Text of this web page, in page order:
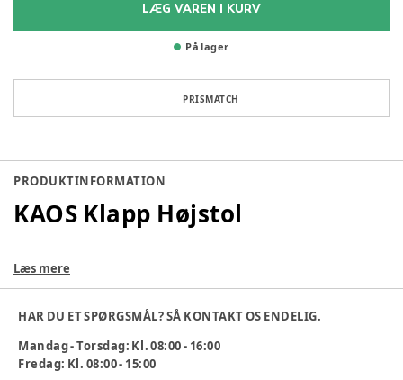
LÆG VAREN I KURV
På lager
PRISMATCH
PRODUKTINFORMATION
KAOS Klapp Højstol
Høj kvalitet til institutionsbrug
pladsbesparende løsning til institutioner, hvor
smarte foldbare design gør det let at flytte stolen mellem
stuer, opbevare den på minimal plads og hurtigt skabe
Læs mere
HAR DU ET SPØRGSMÅL? SÅ KONTAKT OS ENDELIG.
Mandag - Torsdag: Kl. 08:00 - 16:00
Fredag: Kl. 08:00 - 15:00